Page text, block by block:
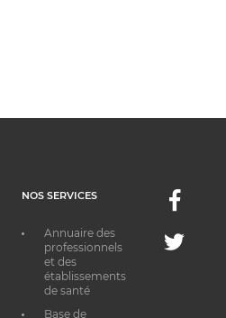
NOS SERVICES
Annuaire des
professionnels
et des
établissements
de santé
Base de
Facebook
Twitter